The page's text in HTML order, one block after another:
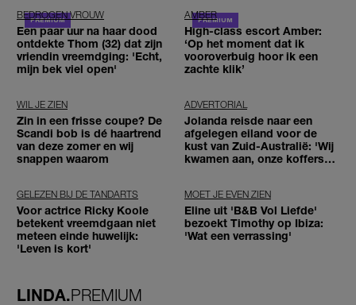
BEDROGEN VROUW
Een paar uur na haar dood
ontdekte Thom (32) dat zijn
vriendin vreemdging: 'Echt,
mijn bek viel open'
AMBER
High-class escort Amber:
‘Op het moment dat ik
vooroverbuig hoor ik een
zachte klik’
WIL JE ZIEN
Zin in een frisse coupe? De
Scandi bob is dé haartrend
van deze zomer en wij
snappen waarom
ADVERTORIAL
Jolanda reisde naar een
afgelegen eiland voor de
kust van Zuid-Australië: 'Wij
kwamen aan, onze koffers
GELEZEN BIJ DE TANDARTS
Voor actrice Ricky Koole
betekent vreemdgaan niet
meteen einde huwelijk:
'Leven is kort'
MOET JE EVEN ZIEN
Eline uit 'B&B Vol Liefde'
bezoekt Timothy op Ibiza:
'Wat een verrassing'
LINDA.PREMIUM